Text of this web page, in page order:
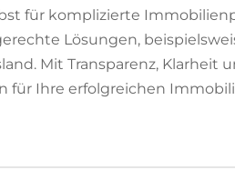
für komplizierte
Lösungen,
Mit Transparenz, Klarheit
für Ihre erfolgreichen